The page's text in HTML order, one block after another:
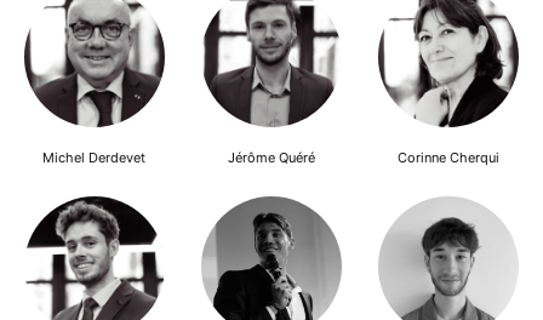
Michel Derdevet Jérôme Quéré Corinne Cherqui